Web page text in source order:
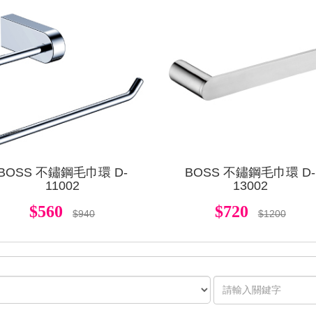
不鏽鋼毛巾環 D-
11002
$560 $940
BOSS 不鏽鋼毛巾環 D-
13002
$720 $1200